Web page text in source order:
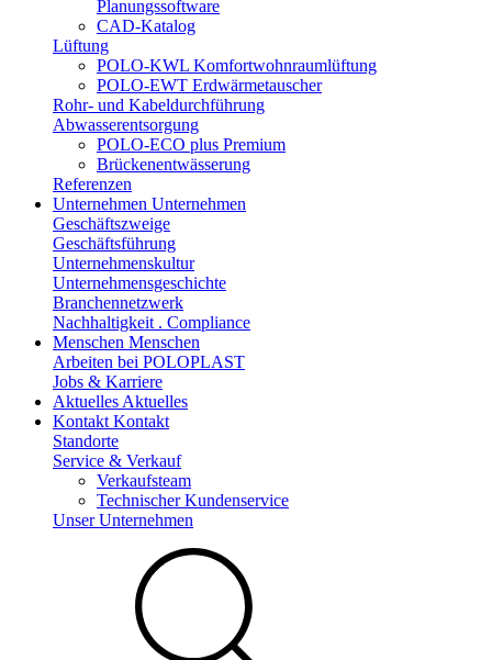
Planungssoftware
CAD-Katalog
Lüftung
POLO-KWL Komfortwohnraumlüftung
POLO-EWT Erdwärmetauscher
Rohr- und Kabeldurchführung
Abwasserentsorgung
POLO-ECO plus Premium
Brückenentwässerung
Referenzen
Unternehmen Unternehmen
Geschäftszweige
Geschäftsführung
Unternehmenskultur
Unternehmensgeschichte
Branchennetzwerk
Nachhaltigkeit . Compliance
Menschen Menschen
Arbeiten bei POLOPLAST
Jobs & Karriere
Aktuelles Aktuelles
Kontakt Kontakt
Standorte
Service & Verkauf
Verkaufsteam
Technischer Kundenservice
Unser Unternehmen